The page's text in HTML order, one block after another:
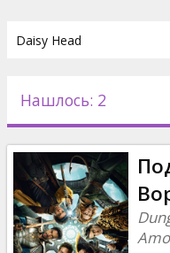
Новости
Подарки
Кинозакуски
Нашлось: 2